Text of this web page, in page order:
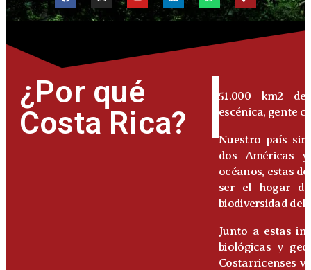
¿Por qué
Costa Rica?
51.000 km2
escénica, gente
Nuestro país
dos Américas
océanos, estas
ser el hogar
biodiversidad del
Junto a estas
biológicas y
Costarricenses